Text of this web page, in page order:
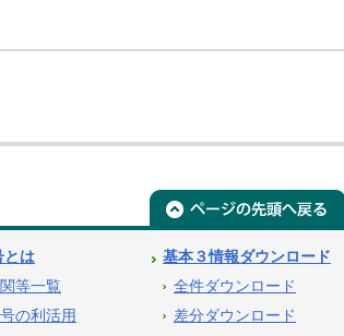
とは
等一覧
の利活用
基本３情報ダウンロード
全件ダウンロード
差分ダウンロード